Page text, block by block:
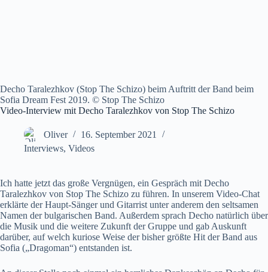
Decho Taralezhkov (Stop The Schizo) beim Auftritt der Band beim
Sofia Dream Fest 2019. © Stop The Schizo
Video-Interview mit Decho Taralezhkov von Stop The Schizo
Oliver
16. September 2021
Interviews, Videos
Ich hatte jetzt das große Vergnügen, ein Gespräch mit Decho
Taralezhkov von Stop The Schizo zu führen. In unserem Video-Chat
erklärte der Haupt-Sänger und Gitarrist unter anderem den seltsamen
Namen der bulgarischen Band. Außerdem sprach Decho natürlich über
die Musik und die weitere Zukunft der Gruppe und gab Auskunft
darüber, auf welch kuriose Weise der bisher größte Hit der Band aus
Sofia („Dragoman“) entstanden ist.